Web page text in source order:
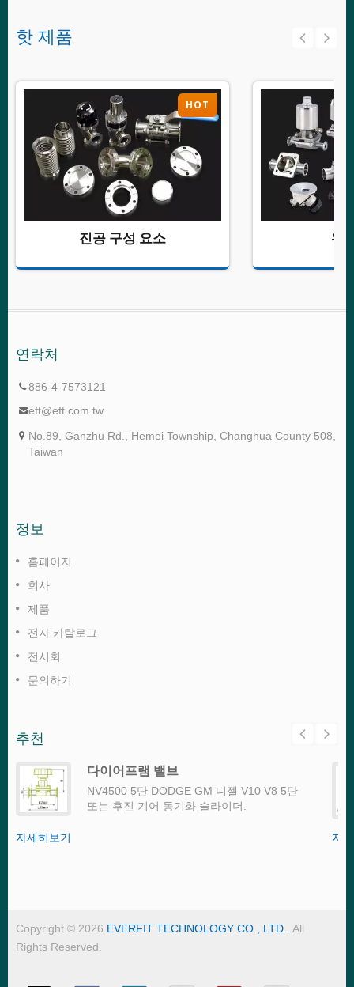
핫 제품
HOT
진공 구성 요소 위
연락처
886-4-7573121
eft@eft.com.tw
No.89, Ganzhu Rd., Hemei Township, Changhua County 508,
Taiwan
정보
홈페이지
회사
제품
전자 카탈로그
전시회
문의하기
추천
다이어프램 밸브
NV4500 5단 DODGE GM 디젤 V10 V8 5단
또는 후진 기어 동기화 슬라이더.
자세히보기 자
Copyright © 2026 EVERFIT TECHNOLOGY CO., LTD.
. All
Rights Reserved.